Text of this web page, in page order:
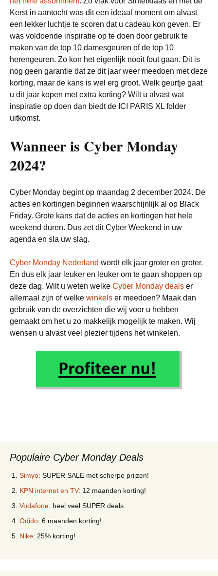
Kerst in aantocht was dit een ideaal moment om alvast
een lekker luchtje te scoren dat u cadeau kon geven. Er
was voldoende inspiratie op te doen door gebruik te
maken van de top 10 damesgeuren of de top 10
herengeuren. Zo kon het eigenlijk nooit fout gaan. Dit is
nog geen garantie dat ze dit jaar weer meedoen met deze
korting, maar de kans is wel erg groot. Welk geurtje gaat
u dit jaar kopen met extra korting? Wilt u alvast wat
inspiratie op doen dan biedt de ICI PARIS XL folder
uitkomst.
Wanneer is Cyber Monday
2024?
Cyber Monday begint op maandag 2 december 2024. De
acties en kortingen beginnen waarschijnlijk al op Black
Friday. Grote kans dat de acties en kortingen het hele
weekend duren. Dus zet dit Cyber Weekend in uw
agenda en sla uw slag.
Cyber Monday Nederland wordt elk jaar groter en groter.
En dus elk jaar leuker en leuker om te gaan shoppen op
deze dag. Wilt u weten welke Cyber Monday deals er
allemaal zijn of welke winkels er meedoen? Maak dan
gebruik van de overzichten die wij voor u hebben
gemaakt om het u zo makkelijk mogelijk te maken. Wij
wensen u alvast veel plezier tijdens het winkelen.
Populaire Cyber Monday Deals
Simyo: SUPER SALE met scherpe prijzen!
KPN internet en TV: 12 maanden korting!
Vodafone: heel veel SUPER deals
Odido: 6 maanden korting!
Nike: 25% korting!